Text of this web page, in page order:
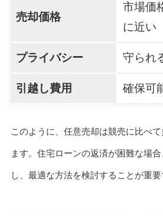
売却価格
市場価
に近い
プライバシー 守られ
引越し費用 確保可
このように、任意売却は競売に比べ
ます。住宅ローンの返済が困難な場
し、最適な方法を検討することが重要